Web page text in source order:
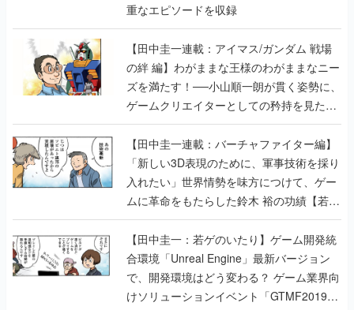
重なエピソードを収録
【田中圭一連載：アイマス/ガンダム 戦場
の絆 編】わがままな王様のわがままなニー
ズを満たす！──小山順一朗が貫く姿勢に、
ゲームクリエイターとしての矜持を見た
【若ゲのいたり最終回】
【田中圭一連載：バーチャファイター編】
「新しい3D表現のために、軍事技術を採り
入れたい」世界情勢を味方につけて、ゲー
ムに革命をもたらした鈴木 裕の功績【若ゲ
のいたり】
【田中圭一：若ゲのいたり】ゲーム開発統
合環境「Unreal Engine」最新バージョン
で、開発環境はどう変わる？ ゲーム業界向
けソリューションイベント「GTMF2019」